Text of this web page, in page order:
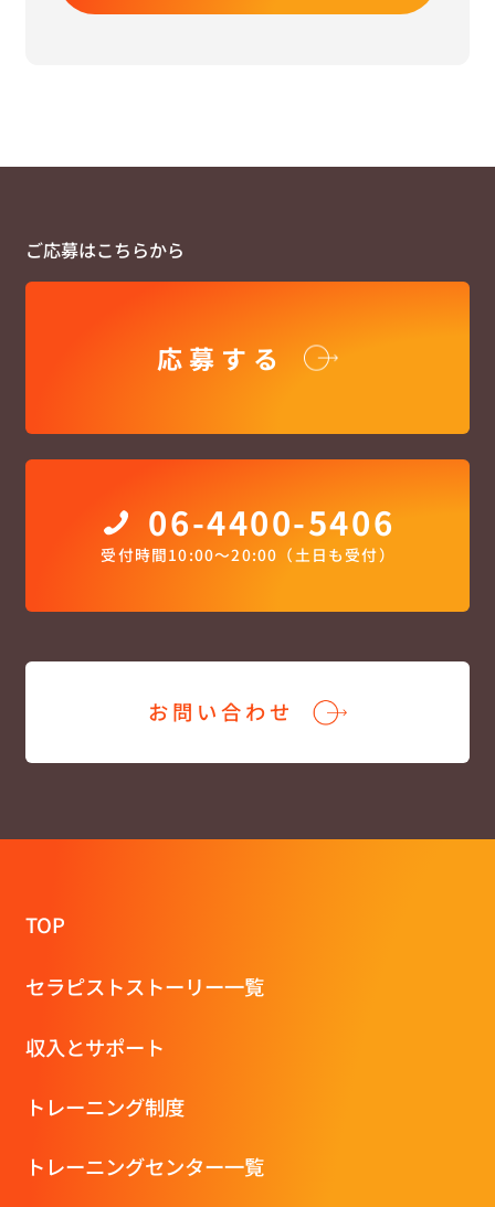
ご応募はこちらから
応募する
06-4400-5406
受付時間10:00〜20:00（土日も受付）
お問い合わせ
TOP
セラピストストーリー一覧
収⼊とサポート
トレーニング制度
トレーニングセンター一覧